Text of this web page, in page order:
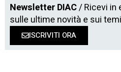
Newsletter DIAC/ Ricevi in
sulle ultime novità e sui
ISCRIVITI ORA